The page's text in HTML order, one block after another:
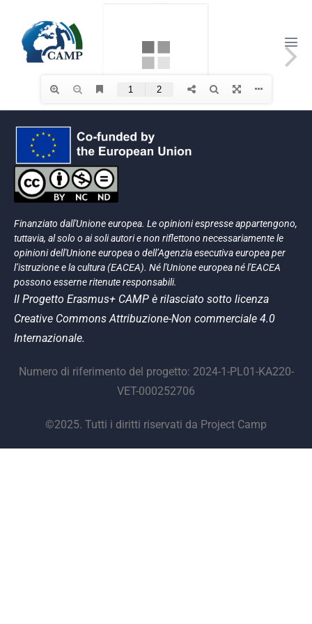
Finanziato dall'Unione europea. Le opinioni espresse appartengono,
tuttavia, al solo o ai soli autori e non riflettono necessariamente le
opinioni dell'Unione europea o dell’Agenzia esecutiva europea per
l’istruzione e la cultura (EACEA). Né l'Unione europea né l'EACEA
possono esserne ritenute responsabili.
Il Progetto Erasmus+ CAMP è rilasciato sotto licenza
Creative Commons Attribuzione-Non commerciale 4.0
Internazionale.
Numero di riferimento del progetto: 2024-1-PL01-KA220-
VET-000252706
©2025. Tutti i diritti riservati da Project Camp